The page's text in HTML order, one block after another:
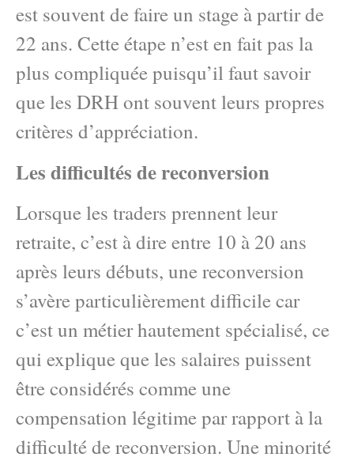
est souvent de faire un stage à partir de
22 ans. Cette étape n’est en fait pas la
plus compliquée puisqu’il faut savoir
que les DRH ont souvent leurs propres
critères d’appréciation.
Les difficultés de reconversion
Lorsque les traders prennent leur
retraite, c’est à dire entre 10 à 20 ans
après leurs débuts, une reconversion
s’avère particulièrement difficile car
c’est un métier hautement spécialisé, ce
qui explique que les salaires puissent
être considérés comme une
compensation légitime par rapport à la
difficulté de reconversion. Une minorité